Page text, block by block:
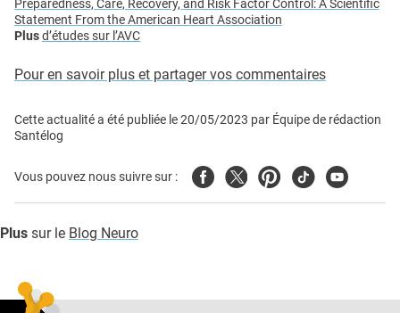
Preparedness, Care, Recovery, and Risk Factor Control: A Scientific
Statement From the American Heart Association
Plusd’études sur l’AVC
Pour en savoir plus et partager vos commentaires
Cette actualité a été publiée le20/05/2023 par Équipe de rédaction
Santélog
Vous pouvez nous suivre sur : FacebookTwitterPinterest
TiktokYoutube
Plus sur le Blog Neuro